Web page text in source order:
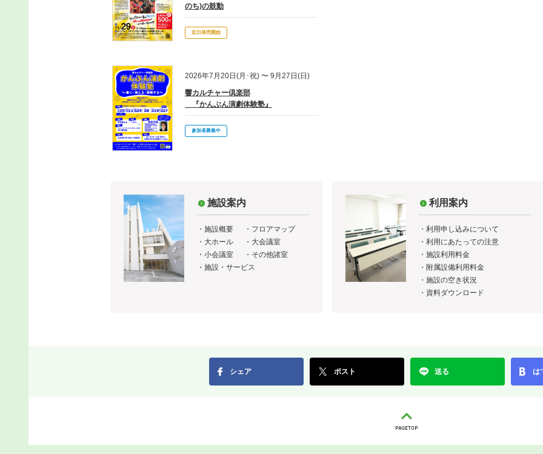
のち)の鼓動
近日発売開始
2026年7月20日(月･祝) 〜 9月27日(日)
響カルチャー倶楽部
『かんぶん演劇体験塾』
参加者募集中
施設案内
・ 施設概要 ・ フロアマップ
・ 大ホール ・ 大会議室
・ 小会議室 ・ その他諸室
・ 施設・サービス
利用案内
・ 利用申し込みについて
・ 利用にあたっての注意
・ 施設利用料金
・ 附属設備利用料金
・ 施設の空き状況
・ 資料ダウンロード
シェア ポスト 送る は